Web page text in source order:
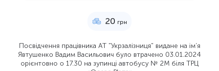
20 грн
Посвідчення працівника АТ "Укрзалізниця" видане на ім’я
Явтушенко Вадим Васильович було втрачено 03.01.2024
орієнтовно о 17.30 на зупинці автобусу № 2М біля ТРЦ